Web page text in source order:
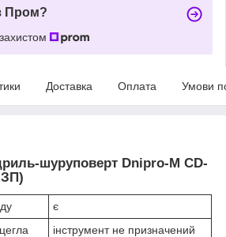
Пром?
Доставка Оплата Умови
шуруповерт Dnipro-M CD-
ЗП)
є
інструмент не призначений